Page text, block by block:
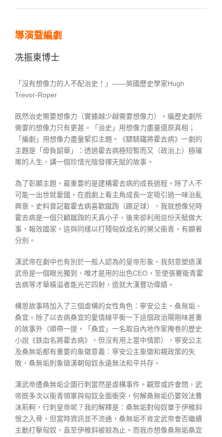
導演暨編劇
冼振東博士
「沒有想像力的人不配治史！」——英國歷史學家Hugh
Trevor-Roper
既然治史需要想像力（實據越少越需要想像力），編歷史劇所
需要的想像力只有更甚。「治史」用想像力盡量還原真相；
「編劇」用想像力盡量緊扣主題。《驃騎鐵將霍去病》一劇的
主題是「毋負韶華」：透過霍去病極短暫而又（政治上）極璀
璨的人生，講一個珍惜光陰發揮天賦的故事。
為了彰顯主題，最重要的是建構霍去病的成長過程。除了人不
可能一出世就愛國，在戲劇上看主角成長一定吸引過一味治亂
興衰。史料曾記載霍去病喜歡蹴踘（踢足球），我就想像兒時
霍去病是一個只顧蹴踘的天真小子，後來卻利用這份天賦做大
事，報效國家。這與同樣以打殘匈奴成名的舅父衞青，有顯著
分別。
漢武帝在劇中也有別於一般人認為的皇帝形象。我刻意塑造漢
武帝是一個眼光獨到、唯才是用的出色CEO，至使張騫衞青霍
去病等才華橫溢者能光芒四射，造就大漢豐功偉績。
構思故事時加入了三個虛構的女性角色：寧安公主、桑無垢、
桑宜。除了以去病桑宜的愛情線平衡一下這個政治陽剛味甚重
的故事外（順帶一提，「桑宜」一名取自內地作家掩卷的歷史
小說《鉄血名將霍去病》，但沒有用上當中情節），寧安公主
及桑無垢都有重要的象徵意義：寧安公主象徵和親政策的失
敗，桑無垢則象徵漢朝匈奴永遠無法和平共存。
漢武帝遭桑無垢企圖行刺當然是虛構事件。觀眾或許會問，武
帝既多次以衞青領軍與匈奴全面衝突，何解桑無垢仍要效法曹
沫荊軻，行刺皇帝呢？我的解釋是：桑無垢對匈奴單于伊稚斜
恨之入骨，但當時資訊並不流通，桑無垢不肯定武帝會否繼續
主動打擊匈奴，直至伊稚斜被殺為止。而我亦想像桑無垢桑宜